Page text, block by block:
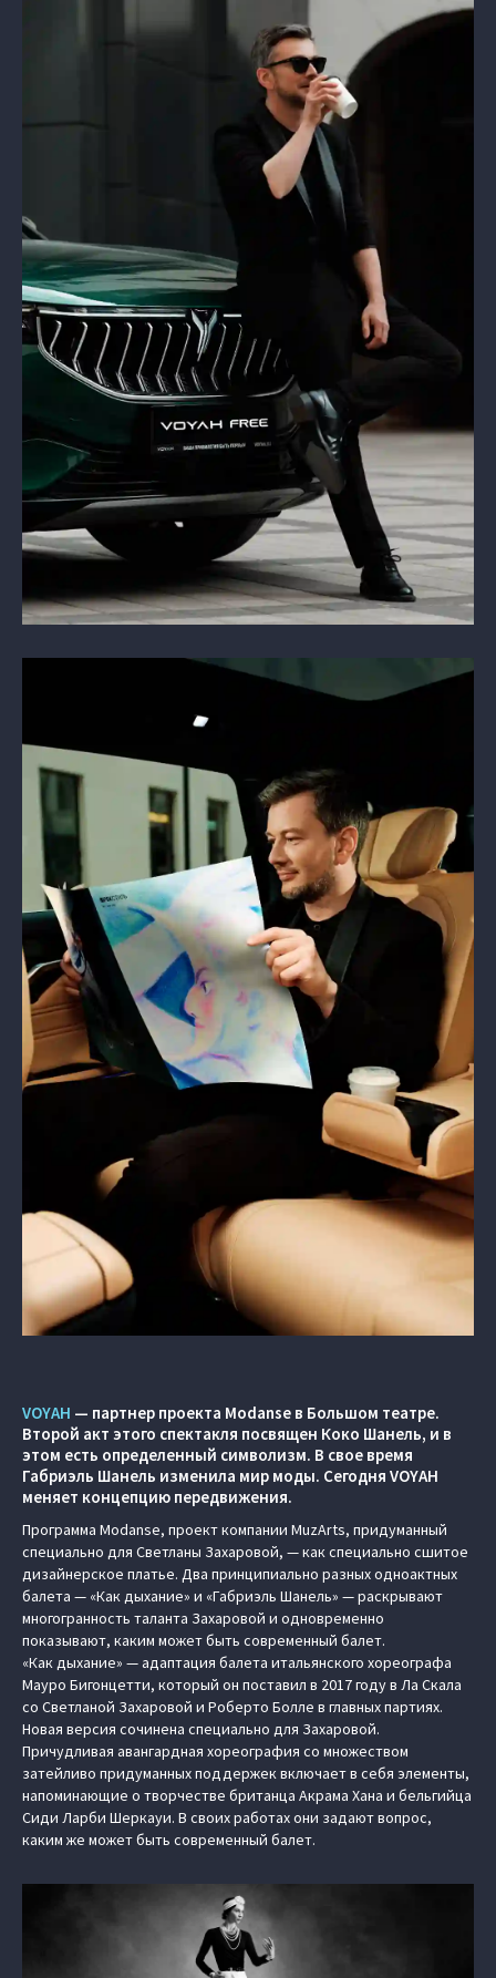
VOYAH — партнер проекта Modanse в Большом театре.
Второй акт этого спектакля посвящен Коко Шанель, и в
этом есть определенный символизм. В свое время
Габриэль Шанель изменила мир моды. Сегодня VOYAH
меняет концепцию передвижения.
Программа Modanse, проект компании MuzArts, придуманный
специально для Светланы Захаровой, — как специально сшитое
дизайнерское платье. Два принципиально разных одноактных
балета — «Как дыхание» и «Габриэль Шанель» — раскрывают
многогранность таланта Захаровой и одновременно
показывают, каким может быть современный балет.
«Как дыхание» — адаптация балета итальянского хореографа
Мауро Бигонцетти, который он поставил в 2017 году в Ла Скала
со Светланой Захаровой и Роберто Болле в главных партиях.
Новая версия сочинена специально для Захаровой.
Причудливая авангардная хореография со множеством
затейливо придуманных поддержек включает в себя элементы,
напоминающие о творчестве британца Акрама Хана и бельгийца
Сиди Ларби Шеркауи. В своих работах они задают вопрос,
каким же может быть современный балет.